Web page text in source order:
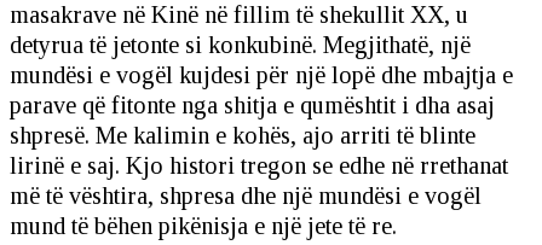
masakrave në Kinë në fillim të shekullit XX, u
detyrua të jetonte si konkubinë. Megjithatë, një
mundësi e vogël kujdesi për një lopë dhe mbajtja e
parave që fitonte nga shitja e qumështit i dha asaj
shpresë. Me kalimin e kohës, ajo arriti të blinte
lirinë e saj. Kjo histori tregon se edhe në rrethanat
më të vështira, shpresa dhe një mundësi e vogël
mund të bëhen pikënisja e një jete të re.